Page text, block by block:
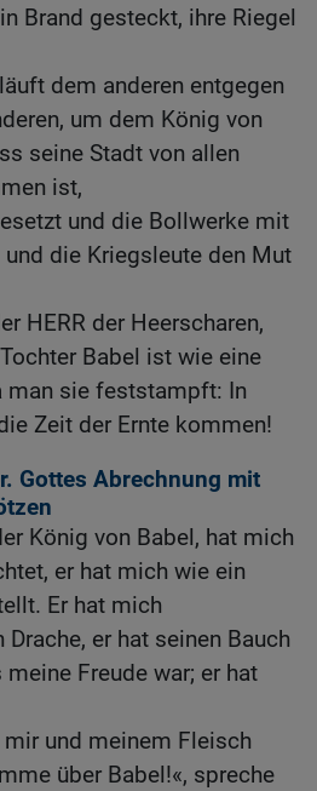
Brand gesteckt, ihre Riegel
dem anderen entgegen
um dem König von
seine Stadt von allen
ist,
und die Bollwerke mit
die Kriegsleute den Mut
HERR der Heerscharen,
Babel ist wie eine
man sie feststampft: In
Zeit der Ernte kommen!
Gottes Abrechnung mit
König von Babel, hat mich
er hat mich wie ein
Er hat mich
er hat seinen Bauch
Freude war; er hat
mir und meinem Fleisch
über Babel!«, spreche